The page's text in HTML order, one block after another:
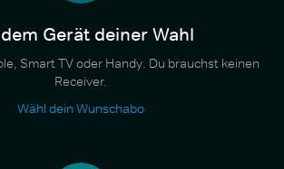
Gerät deiner Wahl
Smart TV oder Handy. Du brauchst keinen
Receiver.
Wähl dein Wunschabo